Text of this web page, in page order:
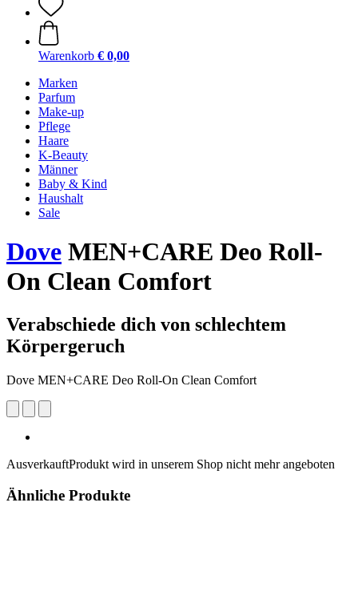
Warenkorb € 0,00
Marken
Parfum
Make-up
Pflege
Haare
K-Beauty
Männer
Baby & Kind
Haushalt
Sale
Dove MEN+CARE Deo Roll-
On Clean Comfort
Verabschiede dich von schlechtem
Körpergeruch
Dove MEN+CARE Deo Roll-On Clean Comfort
AusverkauftProdukt wird in unserem Shop nicht mehr angeboten
Ähnliche Produkte